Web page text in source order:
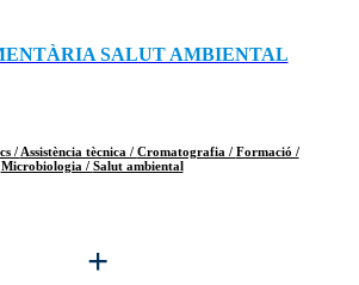
SALUT AMBIENTAL
/ Assistència tècnica / Cromatografia / Formació /
Microbiologia / Salut ambiental
+